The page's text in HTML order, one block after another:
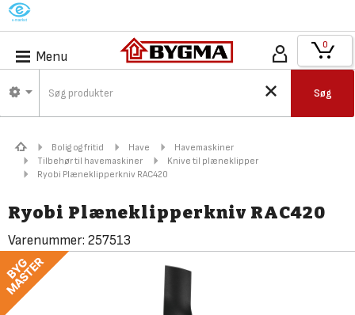
M
Menu
Søg
0
Bolig og fritid Have
Havemaskiner
Tilbehør til havemaskiner
Knive til plæneklipper
Ryobi Plæneklipperkniv RAC420
Ryobi Plæneklipperkniv RAC420
Varenummer: 257513